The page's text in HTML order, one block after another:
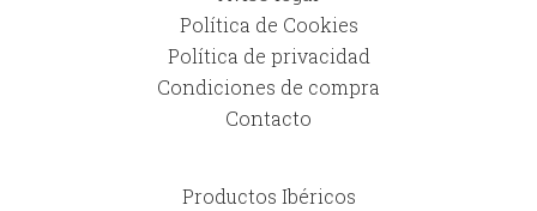
Política de Cookies
Política de privacidad
Condiciones de compra
Contacto
Productos Ibéricos